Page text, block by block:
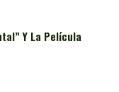
Y La Película